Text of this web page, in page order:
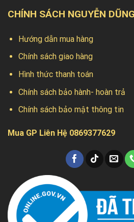
CHÍNH SÁCH NGUYỄN
Hướng dẫn mua hàng
Chính sách giao hàng
Hình thức thanh toán
Chính sách bảo hành- hoàn trả
Chính sách bảo mật thông tin
Mua GP Liên Hệ 0869377629